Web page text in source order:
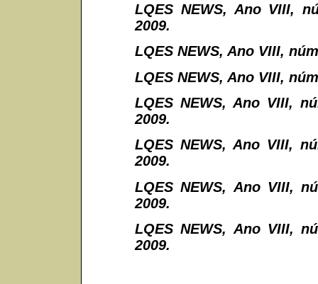
LQES NEWS, Ano VIII,
2009.
LQES NEWS, Ano VIII,
LQES NEWS, Ano VIII,
LQES NEWS, Ano VIII,
2009.
LQES NEWS, Ano VIII,
2009.
LQES NEWS, Ano VIII,
2009.
LQES NEWS, Ano VIII,
2009.